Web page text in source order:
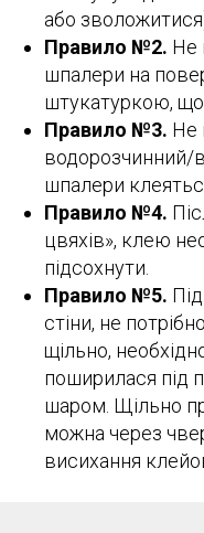
або
Правило №2. Не
шпалери на
штукатуркою, що
Правило №3. Не
водорозчинний/
шпалери
Правило №4.
цвяхів», клею
підсохнути.
Правило №5.
стіни, не
щільно,
поширилася під
шаром. Щільно
можна через
висихання